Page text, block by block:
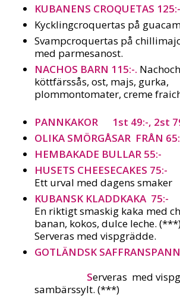
KUBANENS CROQUETAS 125:-
Kycklingcroquertas på
Svampcroquertas på
med parmesanost.
NACHOS BARN 115:-.
köttfärssås, ost, majs, gurka,
plommontomater, creme
PANNKAKOR 1st 49:-, 2st
OLIKA SMÖRGÅSAR FRÅN
HEMBAKADE BULLAR 55:-
HUSETS CHEESECAKES 75:-
Ett urval med dagens smaker
KUBANSK KLADDKAKA 75:-
En riktigt smaskig kaka med
banan, kokos, dulce leche.
Serveras med vispgrädde.
GOTLÄNDSK
Serveras med
sambärssylt. (***)